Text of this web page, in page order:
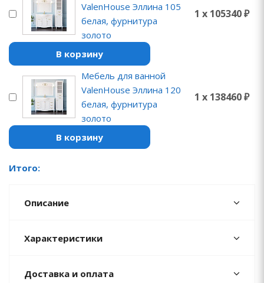
ValenHouse Эллина 105
белая, фурнитура
золото
1 x 105340 ₽
В корзину
Мебель для ванной
ValenHouse Эллина 120
белая, фурнитура
золото
1 x 138460 ₽
В корзину
Итого:
Описание
Характеристики
Доставка и оплата